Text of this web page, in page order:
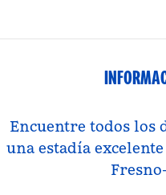
Encuentre todos los
una estadía